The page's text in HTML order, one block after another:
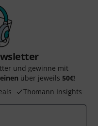
und gewinne mit
über jeweils 50€!
Thomann Insights